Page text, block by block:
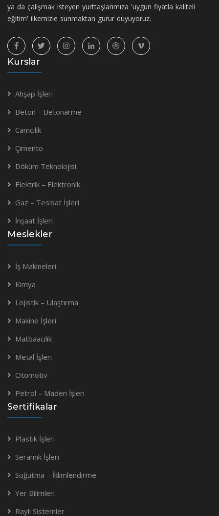
ya da çalışmak isteyen yurttaşlarımıza 'uygun fiyatla kaliteli
eğitim' ilkemizle sunmaktan gurur duyuyoruz.
Kurslar
Ahşap İşleri
Beton – Betonarme
Camcılık
Çimento
Döküm Teknolojisi
Elektrik – Elektronik
Gaz – Tesisat İşleri
İnşaat İşleri
Meslekler
İş Makineleri
Kimya
Lojistik – Ulaştırma
Makine İşleri
Matbaacılık
Metal İşleri
Otomotiv
Petrol – Maden İşleri
Sertifikalar
Plastik İşleri
Seramik İşleri
Soğutma – İklimlendirme
Yer Bilimleri
Raylı Sistemler